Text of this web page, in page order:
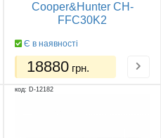
Cooper&Hunter CH-
FFC30K2
Є в наявності
18880 грн.
код: D-12182